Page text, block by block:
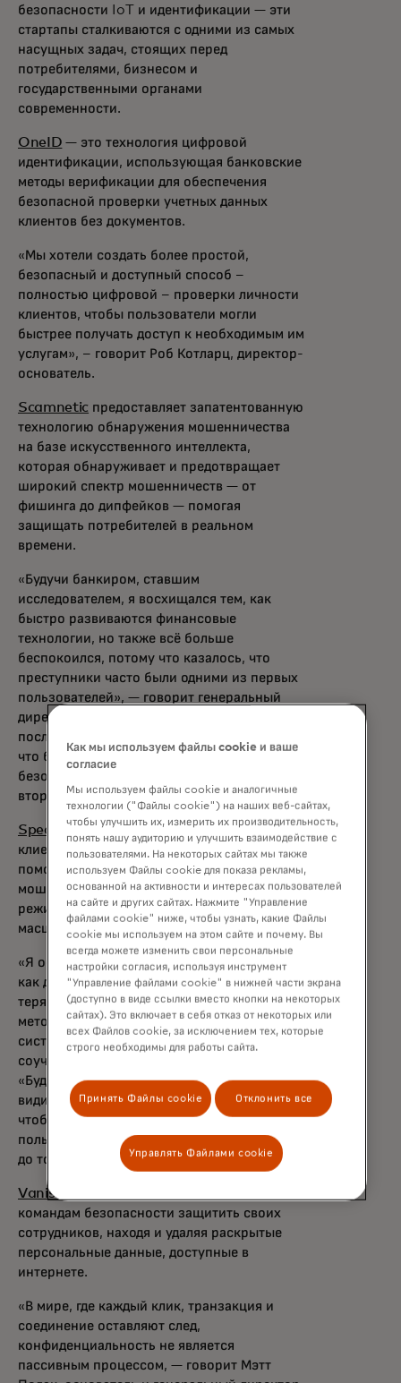
безопасности IoT и идентификации — эти
стартапы сталкиваются с одними из самых
насущных задач, стоящих перед
потребителями, бизнесом и
государственными органами
современности.
OneID — это технология цифровой
идентификации, использующая банковские
методы верификации для обеспечения
безопасной проверки учетных данных
клиентов без документов.
«Мы хотели создать более простой,
безопасный и доступный способ –
полностью цифровой – проверки личности
клиентов, чтобы пользователи могли
быстрее получать доступ к необходимым им
услугам», – говорит Роб Котларц, директор-
основатель.
Scamnetic предоставляет запатентованную
технологию обнаружения мошенничества
на базе искусственного интеллекта,
которая обнаруживает и предотвращает
широкий спектр мошенничеств — от
фишинга до дипфейков — помогая
защищать потребителей в реальном
времени.
«Будучи банкиром, ставшим
исследователем, я восхищался тем, как
быстро развиваются финансовые
технологии, но также всё больше
беспокоился, потому что казалось, что
преступники часто были одними из первых
пользователей», — говорит генеральный
директор Аль Паскуаль. «Мы видели
последствия этого, поэтому я твёрдо верю,
что будущее финтеха — это будущее, где
безопасность больше не будет
второстепенной.»
Spec
незаметно отслеживает весь путь
клиента во время цифровой транзакции,
помогая брендам выявлять и пресекать
мошенничество, ботов и злоупотребления в
режиме реального времени и в глобальном
масштабе.
«Я основал Spec после того, как увидел,
как даже самые продвинутые продавцы
теряют позиции из-за более изощренных
методов мошенничества и разрозненных
систем защиты», — говорит Нейт Харрл,
соучредитель и генеральный директор.
«Будущее цифровой коммерции требует
видимости в режиме реального времени —
чтобы мы могли отличать добросовестных
пользователей от недобросовестных еще
до того, как они получат доступ к деньгам».
VanishID
командам безопасности защитить своих
сотрудников, находя и удаляя раскрытые
персональные данные, доступные в
интернете.
«В мире, где каждый клик, транзакция и
соединение оставляют след,
конфиденциальность не является
пассивным процессом, — говорит Мэтт
Как мы используем файлы cookie и ваше
согласие
Мы используем файлы cookie и аналогичные
технологии ("Файлы cookie") на наших веб-сайтах,
чтобы улучшить их, измерить их производительность,
понять нашу аудиторию и улучшить взаимодействие с
пользователями. На некоторых сайтах мы также
используем Файлы cookie для показа рекламы,
основанной на активности и интересах пользователей
на сайте и других сайтах. Нажмите "Управление
файлами cookie" ниже, чтобы узнать, какие Файлы
cookie мы используем на этом сайте и почему. Вы
всегда можете изменить свои персональные
настройки согласия, используя инструмент
"Управление файлами cookie" в нижней части экрана
(доступно в виде ссылки вместо кнопки на некоторых
сайтах). Это включает в себя отказ от некоторых или
всех Файлов cookie, за исключением тех, которые
строго необходимы для работы сайта.
Принять Файлы cookie Отклонить все
Управлять Файлами cookie